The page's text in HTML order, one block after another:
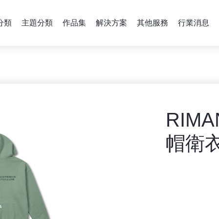
類 主題分類 作品集 解決方案 其他服務 行業消息
帽衛